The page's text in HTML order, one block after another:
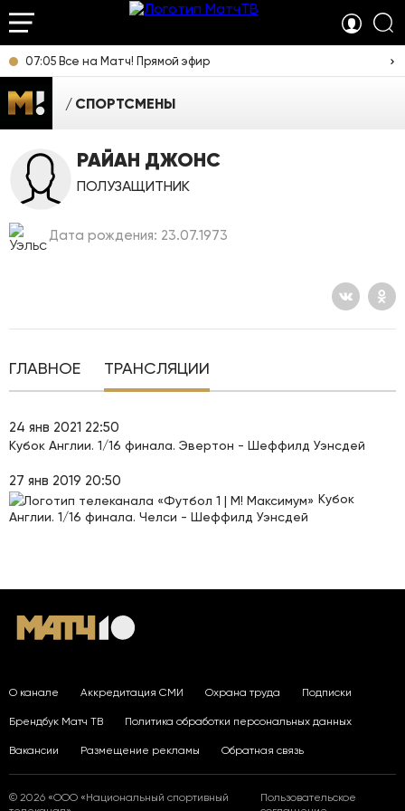
07:05 Все на Матч! Прямой эфир
СПОРТСМЕНЫ
РАЙАН ДЖОНС
ПОЛУЗАЩИТНИК
Дата рождения: 23.07.1973
ГЛАВНОЕ ТРАНСЛЯЦИИ
24 янв 2021 22:50
Кубок Англии. 1/16 финала. Эвертон - Шеффилд Уэнсдей
27 янв 2019 20:50
Кубок
Англии. 1/16 финала. Челси - Шеффилд Уэнсдей
О канале Аккредитация СМИ Охрана труда Подписки
Брендбук Матч ТВ Политика обработки персональных данных
Вакансии Размещение рекламы Обратная связь
© 2026 «ООО «Национальный спортивный
Пользовательское